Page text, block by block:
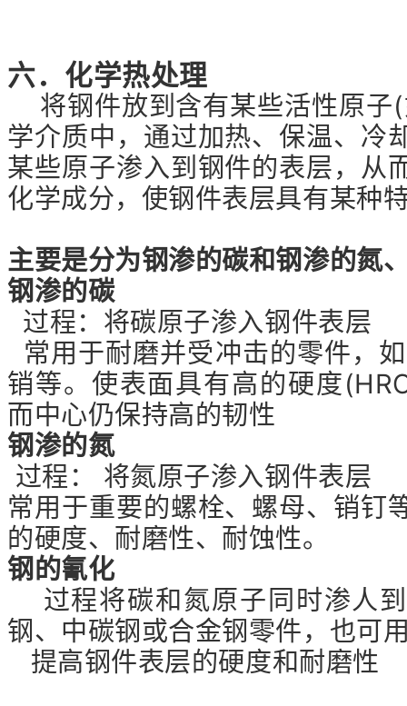
六．化学热处理
将钢件放到含有某些活性原子
学介质中，通过加热、保温、冷
某些原子渗入到钢件的表层，从
化学成分，使钢件表层具有某种
主要是分为钢渗的碳和钢渗的氮
钢渗的碳
过程：将碳原子渗入钢件表层
常用于耐磨并受冲击的零件，
销等。使表面具有高的硬度
而中心仍保持高的韧性
钢渗的氮
过程： 将氮原子渗入钢件表层
常用于重要的螺栓、螺母、销钉
的硬度、耐磨性、耐蚀性。
钢的氰化
过程将碳和氮原子同时渗人
钢、中碳钢或合金钢零件，也可
提高钢件表层的硬度和耐磨性